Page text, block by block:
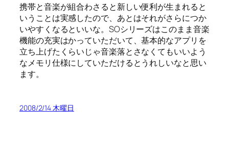
携帯と音楽が組合わさると新しい便利が生まれると
いうことは実感したので、あとはそれがさらにつか
いやすくなるといいな。SOシリーズはこのまま音楽
機能の充実はかっていただいて、基本的なアプリを
立ち上げたくらいじゃ音楽落とさなくてもいいよう
なメモリ仕様にしていただけるとうれしいなと思い
ます。
2008/2/14 木曜日